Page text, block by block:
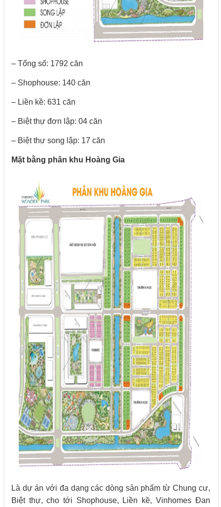
– Tổng số: 1792 căn
– Shophouse: 140 căn
– Liền kề: 631 căn
– Biệt thự đơn lập: 04 căn
– Biệt thự song lập: 17 căn
Mặt bằng phân khu Hoàng Gia
Là dự án với đa dạng các dòng sản phẩm từ Chung cư,
Biệt thự, cho tới Shophouse, Liền kề, Vinhomes Đan